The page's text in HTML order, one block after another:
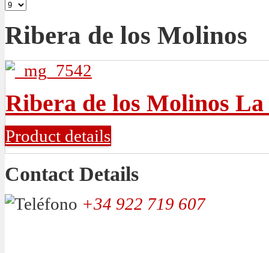
Ribera de los Molinos
Ribera de los Molinos La
Product details
Contact Details
+34 922 719 607